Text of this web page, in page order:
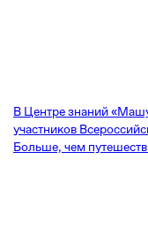
В Центре знаний
участников
Больше, чем